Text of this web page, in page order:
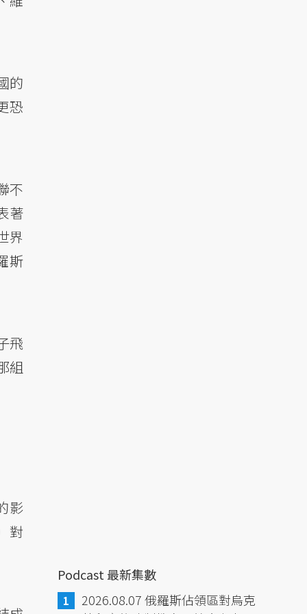
的
恐
不
著
界
斯
飛
組
影
對
Podcast 最新集數
2026.08.07 俄羅斯佔領區對烏克